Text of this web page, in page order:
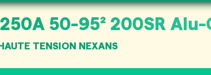
250A 50-95² 200SR
TENSION NEXANS